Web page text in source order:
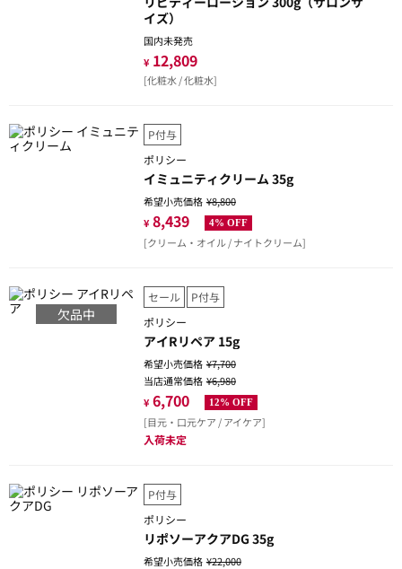
イズ）
国内未発売
¥ 12,809
[化粧水 / 化粧水]
P付与
ポリシー
イミュニティクリーム 35g
希望小売価格¥8,800
¥ 8,439 4% OFF
[クリーム・オイル / ナイトクリーム]
欠品中
セール
P付与
ポリシー
アイRリペア 15g
希望小売価格¥7,700
当店通常価格¥6,980
¥ 6,700 12% OFF
[目元・口元ケア / アイケア]
入荷未定
P付与
ポリシー
リポソーアクアDG 35g
希望小売価格¥22,000